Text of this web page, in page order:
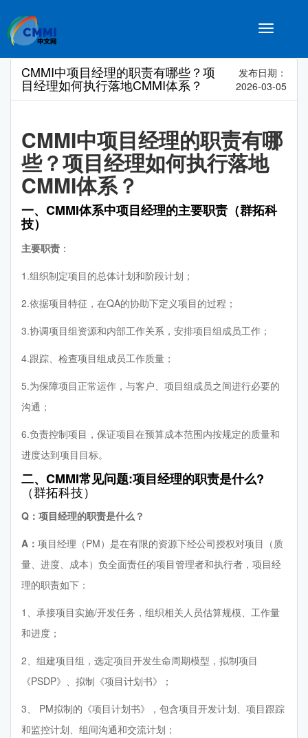
Toggle
CMMI中项目经理的职责有哪些？项
目经理如何执行落地CMMI体系？
发布日期：
2026-03-05
CMMI中项目经理的职责有哪
些？项目经理如何执行落地
CMMI体系？
一、CMMI体系中项目经理的主要职责（群拓科
技）
主要职责 ：
1.组织制定项目的总体计划和阶段计划；
2.依据项目特征，在QA的协助下定义项目的过程；
3.协调项目组资源和内部工作关系，安排项目组成员工作；
4.跟踪、检查项目组成员工作质量；
5.为保障项目正常运作，与客户、项目组成员之间进行必要的
沟通；
6.负责控制项目，保证项目在预算成本范围内按规定的质量和
进度达到项目目标。
二、CMMI常见问题:项目经理的职责是什么?
（群拓科技）
Q：项目经理的职责是什么？
A： 项目经理（PM）是在有限的资源下经公司授权对项目（质
量、进度、成本）负全面责任的项目管理者和执行者，项目经
理的职责如下：
1、承接项目实施/开发任务，组织相关人员估算规模、工作量
和进度；
2、组建项目组，选定项目开发生命周期模型，拟制项目
《PSDP》、拟制《项目计划书》；
3、 PM拟制的《项目计划书》，包含项目开发计划、项目跟踪
和监控计划、组间沟通和交流计划；